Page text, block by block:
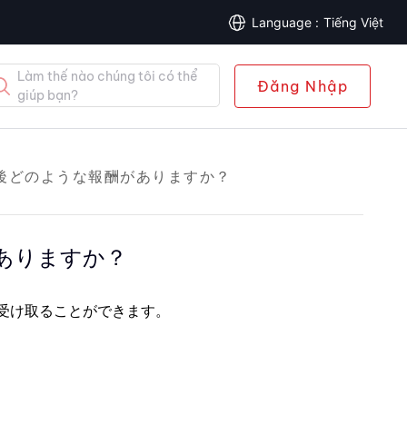
Tiếng Việt
Làm thế nào chúng tôi có thể
giúp bạn?
Đăng Nhập
のような報酬がありますか？
りますか？
取ることができます。